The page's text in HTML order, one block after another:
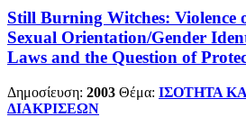
Still Burning Witches: Violence
Sexual Orientation/Gender
Laws and the Question of
Δημοσίευση: 2003 Θέμα: ΙΣΟΤΗΤΑ
ΔΙΑΚΡΙΣΕΩΝ